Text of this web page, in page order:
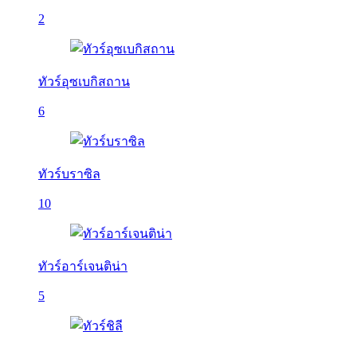
2
ทัวร์อุซเบกิสถาน
6
ทัวร์บราซิล
10
ทัวร์อาร์เจนติน่า
5